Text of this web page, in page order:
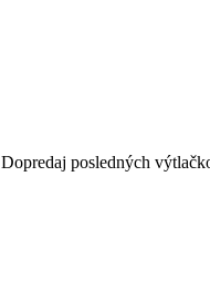
Dopredaj posledných